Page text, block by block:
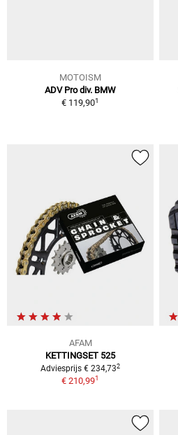
MOTOISM
ADV Pro div. BMW
€ 119,901
AFAM
KETTINGSET 525
Adviesprijs € 234,732
€ 210,991